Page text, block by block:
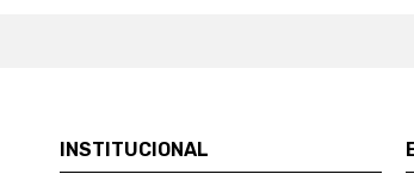
INSTITUCIONAL